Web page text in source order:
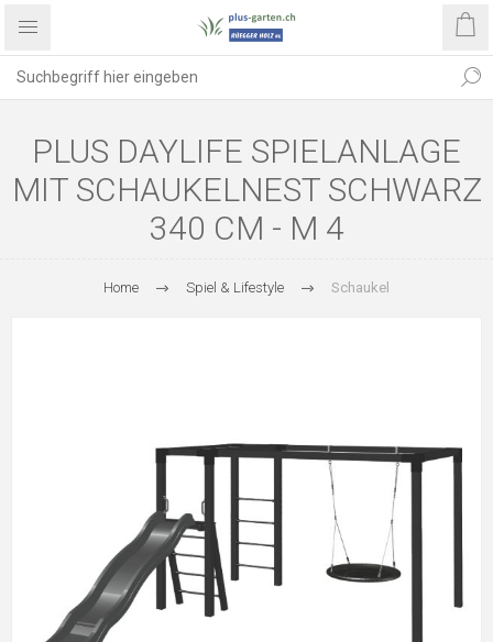
PLUS DAYLIFE SPIELANLAGE
MIT SCHAUKELNEST SCHWARZ
340 CM - M 4
Home Spiel & Lifestyle Schaukel